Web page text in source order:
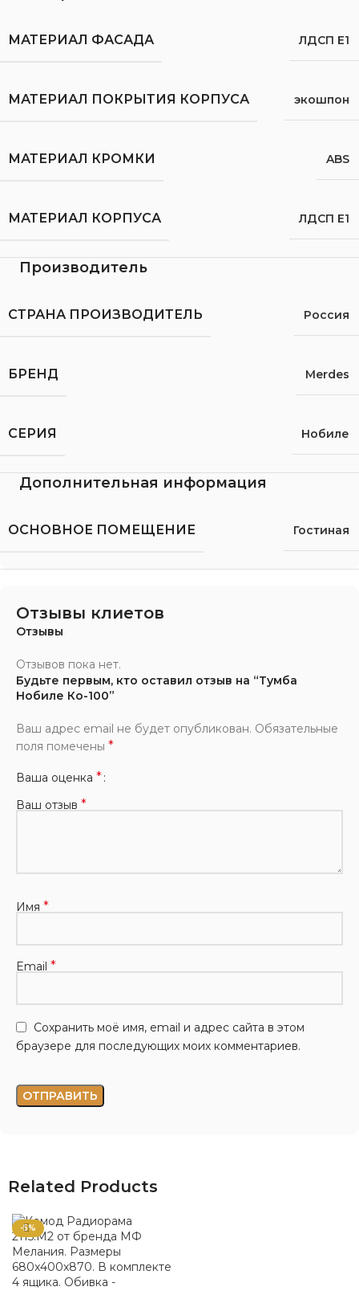
МАТЕРИАЛ ФАСАДА ЛДСП Е1
МАТЕРИАЛ ПОКРЫТИЯ КОРПУСА экошпон
МАТЕРИАЛ КРОМКИ ABS
МАТЕРИАЛ КОРПУСА ЛДСП Е1
Производитель
СТРАНА ПРОИЗВОДИТЕЛЬ Россия
БРЕНД Merdes
СЕРИЯ Нобиле
Дополнительная информация
ОСНОВНОЕ ПОМЕЩЕНИЕ Гостиная
Отзывы клиетов
Отзывы
Отзывов пока нет.
Будьте первым, кто оставил отзыв на “Тумба
Нобиле Ко-100”
Ваш адрес email не будет опубликован. Обязательные
поля помечены *
Ваша оценка *
Ваш отзыв *
Имя *
Email *
Сохранить моё имя, email и адрес сайта в этом
браузере для последующих моих комментариев.
Related Products
-5%